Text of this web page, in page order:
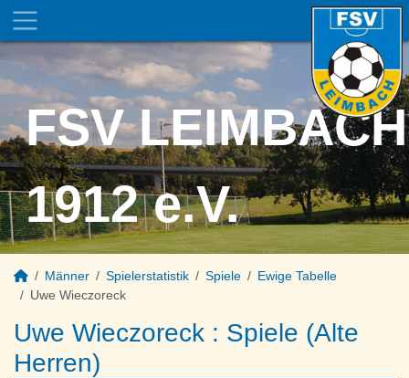
FSV LEIMBACH
1912 e.V.
Männer Spielerstatistik Spiele
Ewige Tabelle
Uwe Wieczoreck
Uwe Wieczoreck : Spiele (Alte
Herren)